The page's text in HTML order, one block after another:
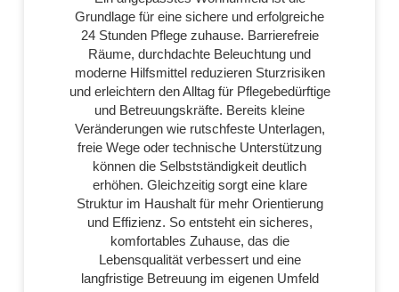
Grundlage für eine sichere und erfolgreiche
24 Stunden Pflege zuhause. Barrierefreie
Räume, durchdachte Beleuchtung und
moderne Hilfsmittel reduzieren Sturzrisiken
und erleichtern den Alltag für Pflegebedürftige
und Betreuungskräfte. Bereits kleine
Veränderungen wie rutschfeste Unterlagen,
freie Wege oder technische Unterstützung
können die Selbstständigkeit deutlich
erhöhen. Gleichzeitig sorgt eine klare
Struktur im Haushalt für mehr Orientierung
und Effizienz. So entsteht ein sicheres,
komfortables Zuhause, das die
Lebensqualität verbessert und eine
langfristige Betreuung im eigenen Umfeld